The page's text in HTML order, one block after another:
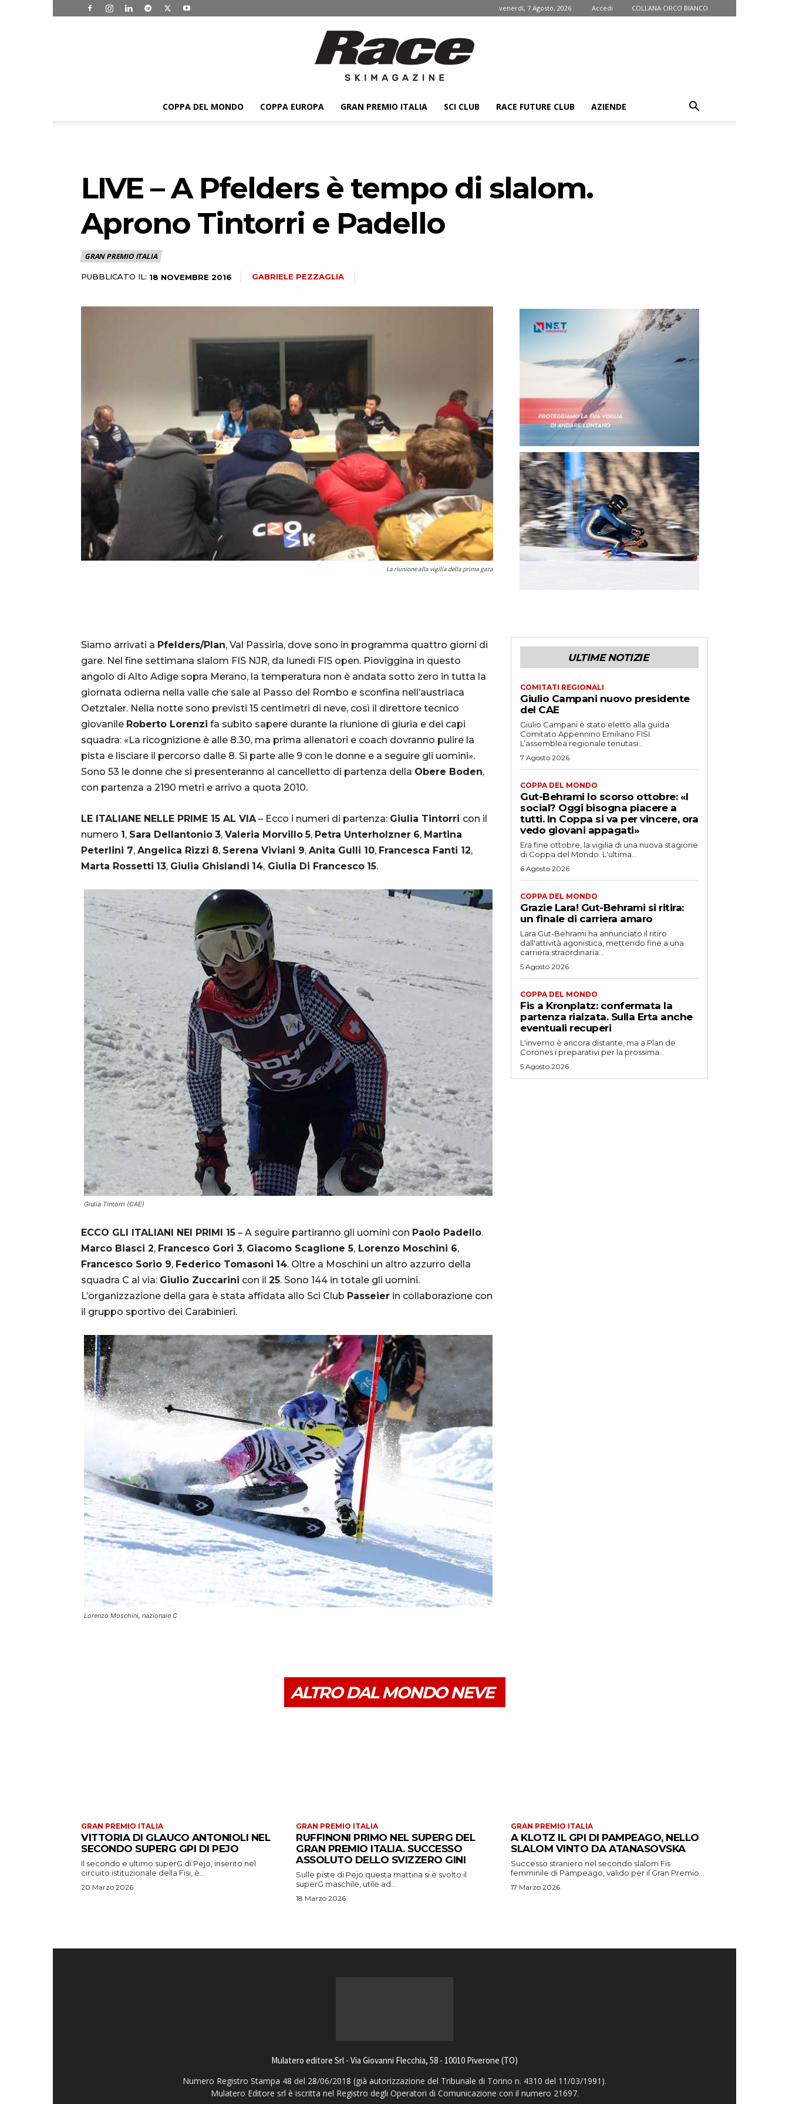
venerdì, 7 Agosto, 2026 Accedi COLLANA CIRCO BIANCO
COPPA DEL MONDO COPPA EUROPA GRAN PREMIO ITALIA SCI CLUB RACE FUTURE CLUB AZIENDE
LIVE – A Pfelders è tempo di slalom.
Aprono Tintorri e Padello
GRAN PREMIO ITALIA
PUBBLICATO IL: 18 NOVEMBRE 2016 GABRIELE PEZZAGLIA
La riunione alla vigilia della prima gara
Siamo arrivati a Pfelders/Plan, Val Passiria, dove sono in programma quattro giorni di
gare. Nel fine settimana slalom FIS NJR, da lunedì FIS open. Pioviggina in questo
angolo di Alto Adige sopra Merano, la temperatura non è andata sotto zero in tutta la
giornata odierna nella valle che sale al Passo del Rombo e sconfina nell’austriaca
Oetztaler. Nella notte sono previsti 15 centimetri di neve, così il direttore tecnico
giovanile Roberto Lorenzi fa subito sapere durante la riunione di giuria e dei capi
squadra: «La ricognizione è alle 8.30, ma prima allenatori e coach dovranno pulire la
pista e lisciare il percorso dalle 8. Si parte alle 9 con le donne e a seguire gli uomini».
Sono 53 le donne che si presenteranno al cancelletto di partenza della Obere Boden,
con partenza a 2190 metri e arrivo a quota 2010.
LE ITALIANE NELLE PRIME 15 AL VIA– Ecco i numeri di partenza: Giulia Tintorri con il
numero 1, Sara Dellantonio 3, Valeria Morvillo 5, Petra Unterholzner 6, Martina
Peterlini 7, Angelica Rizzi 8, Serena Viviani 9, Anita Gulli 10, Francesca Fanti 12,
Marta Rossetti 13, Giulia Ghislandi 14, Giulia Di Francesco 15.
Giulia Tintorri (CAE)
ECCO GLI ITALIANI NEI PRIMI 15 – A seguire partiranno gli uomini con Paolo Padello.
Marco Biasci 2, Francesco Gori 3, Giacomo Scaglione 5, Lorenzo Moschini 6,
Francesco Sorio 9, Federico Tomasoni 14. Oltre a Moschini un altro azzurro della
squadra C al via: Giulio Zuccarini con il 25. Sono 144 in totale gli uomini.
L’organizzazione della gara è stata affidata allo Sci Club Passeier in collaborazione con
il gruppo sportivo dei Carabinieri.
Lorenzo Moschini, nazionale C
ULTIME NOTIZIE
COMITATI REGIONALI
Giulio Campani nuovo presidente
del CAE
Giulio Campani è stato eletto alla guida
Comitato Appennino Emiliano FISI.
L’assemblea regionale tenutasi...
7 Agosto 2026
COPPA DEL MONDO
Gut-Behrami lo scorso ottobre: «I
social? Oggi bisogna piacere a
tutti. In Coppa si va per vincere, ora
vedo giovani appagati»
Era fine ottobre, la vigilia di una nuova stagione
di Coppa del Mondo. L'ultima...
6 Agosto 2026
COPPA DEL MONDO
Grazie Lara! Gut-Behrami si ritira:
un finale di carriera amaro
Lara Gut-Behrami ha annunciato il ritiro
dall'attività agonistica, mettendo fine a una
carriera straordinaria...
5 Agosto 2026
COPPA DEL MONDO
Fis a Kronplatz: confermata la
partenza rialzata. Sulla Erta anche
eventuali recuperi
L'inverno è ancora distante, ma a Plan de
Corones i preparativi per la prossima...
5 Agosto 2026
ALTRO DAL MONDO NEVE
GRAN PREMIO ITALIA
VITTORIA DI GLAUCO ANTONIOLI NEL
SECONDO SUPERG GPI DI PEJO
Il secondo e ultimo superG di Pejo, inserito nel
circuito istituzionale della Fisi, è...
20 Marzo 2026
GRAN PREMIO ITALIA
RUFFINONI PRIMO NEL SUPERG DEL
GRAN PREMIO ITALIA. SUCCESSO
ASSOLUTO DELLO SVIZZERO GINI
Sulle piste di Pejo questa mattina si è svolto il
superG maschile, utile ad...
18 Marzo 2026
GRAN PREMIO ITALIA
A KLOTZ IL GPI DI PAMPEAGO, NELLO
SLALOM VINTO DA ATANASOVSKA
Successo straniero nel secondo slalom Fis
femminile di Pampeago, valido per il Gran Premio...
17 Marzo 2026
Mulatero editore Srl - Via Giovanni Flecchia, 58 - 10010 Piverone (TO)
Numero Registro Stampa 48 del 28/06/2018 (già autorizzazione del Tribunale di Torino n. 4310 del 11/03/1991).
Mulatero Editore srl è iscritta nel Registro degli Operatori di Comunicazione con il numero 21697.